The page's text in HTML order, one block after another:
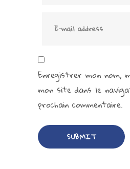
Enregistrer mon nom,
mon site dans le
prochain commentaire.